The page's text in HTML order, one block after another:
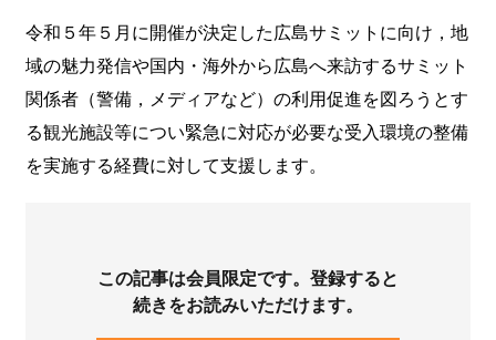
令和５年５月に開催が決定した広島サミットに向け，地
域の魅力発信や国内・海外から広島へ来訪するサミット
関係者（警備，メディアなど）の利用促進を図ろうとす
る観光施設等につい緊急に対応が必要な受入環境の整備
を実施する経費に対して支援します。
この記事は会員限定です。登録すると
続きをお読みいただけます。